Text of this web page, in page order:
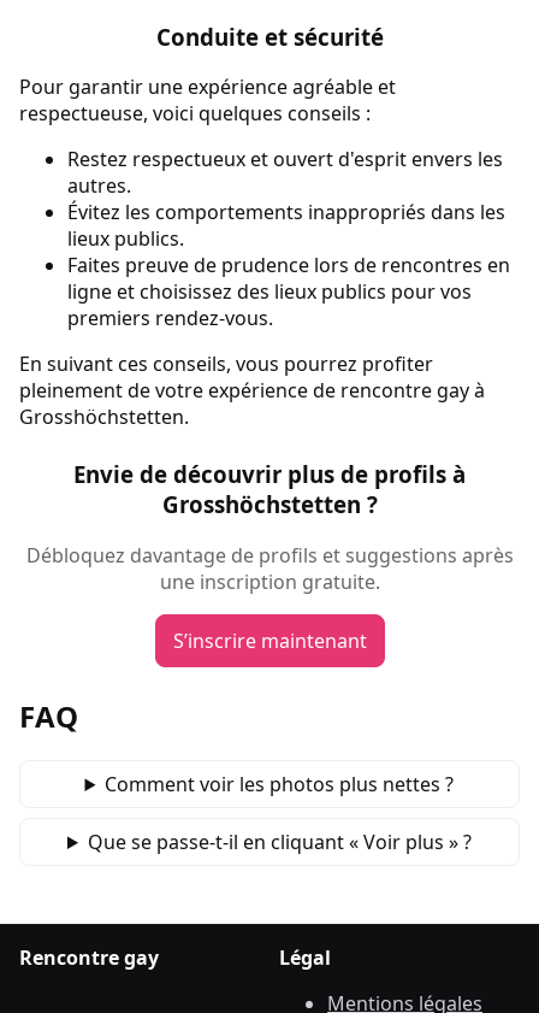
Conduite et sécurité
Pour garantir une expérience agréable et
respectueuse, voici quelques conseils :
Restez respectueux et ouvert d'esprit envers les
autres.
Évitez les comportements inappropriés dans les
lieux publics.
Faites preuve de prudence lors de rencontres en
ligne et choisissez des lieux publics pour vos
premiers rendez-vous.
En suivant ces conseils, vous pourrez profiter
pleinement de votre expérience de rencontre gay à
Grosshöchstetten.
Envie de découvrir plus de profils à
Grosshöchstetten ?
Débloquez davantage de profils et suggestions après
une inscription gratuite.
S’inscrire maintenant
FAQ
Comment voir les photos plus nettes ?
Que se passe‑t‑il en cliquant « Voir plus » ?
Rencontre gay
Légal
Mentions légales